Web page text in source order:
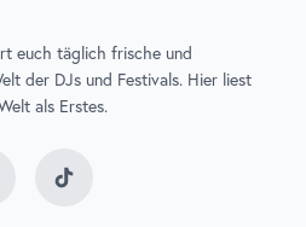
euch täglich frische und
der DJs und Festivals. Hier liest
als Erstes.
TikTok